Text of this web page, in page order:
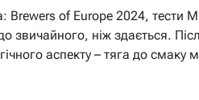
Brewers of Europe 2024, тести
звичайного, ніж здається.
аспекту – тяга до